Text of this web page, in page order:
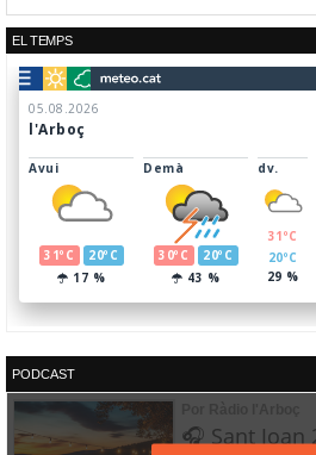
EL TEMPS
PODCAST